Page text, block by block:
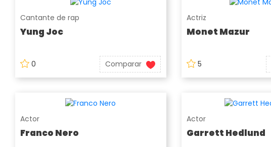
Cantante de rap
Yung Joc
0 Comparar
Actriz
Monet Mazur
5
Actor
Franco Nero
Actor
Garrett Hedlund